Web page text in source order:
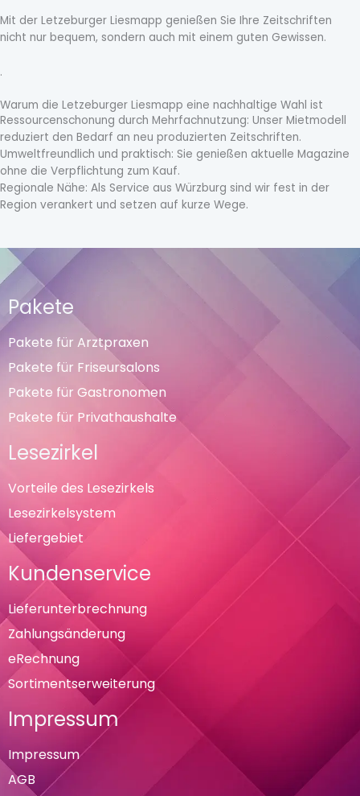
Mit der Letzeburger Liesmapp genießen Sie Ihre Zeitschriften
nicht nur bequem, sondern auch mit einem guten Gewissen.
.
Warum die Letzeburger Liesmapp eine nachhaltige Wahl ist
Ressourcenschonung durch Mehrfachnutzung: Unser Mietmodell
reduziert den Bedarf an neu produzierten Zeitschriften.
Umweltfreundlich und praktisch: Sie genießen aktuelle Magazine
ohne die Verpflichtung zum Kauf.
Regionale Nähe: Als Service aus Würzburg sind wir fest in der
Region verankert und setzen auf kurze Wege.
Pakete
Pakete für Arztpraxen
Pakete für Friseursalons
Pakete für Gastronomen
Pakete für Privathaushalte
Lesezirkel
Vorteile des Lesezirkels
Lesezirkelsystem
Liefergebiet
Kundenservice
Lieferunterbrechnung
Zahlungsänderung
eRechnung
Sortimentserweiterung
Impressum
Impressum
AGB